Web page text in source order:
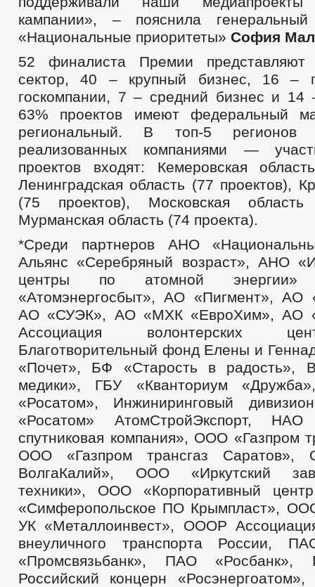
кампании», – пояснила
«Национальные приоритеты» София
52 финалиста Премии представляют
сектор, 40 – крупный бизнес, 16 –
госкомпании, 7 – средний бизнес и 14
63% проектов имеют федеральный
региональный. В топ-5 регионов
реализованных компаниями —
проектов входят: Кемеровская
Ленинградская область (77 проектов),
(75 проектов), Московская
Мурманская область (74 проекта).
*Среди партнеров АНО
Альянс «Серебряный возраст», АНО
центры по атомной
«Атомэнергосбыт», АО «Пигмент», АО
АО «СУЭК», АО «МХК «ЕвроХим», АО
Ассоциация волонтерских
Благотворительный фонд Елены и
«Почет», БФ «Старость в радость»,
медики», ГБУ «Кванториум
«Росатом», Инжиниринговый
«Росатом» АтомСтройЭкспорт, НАО
спутниковая компания», ООО «Газпром
ООО «Газпром трансгаз Саратов»,
ВолгаКалий», ООО «Иркутский
техники», ООО «Корпоративный
«Симферопольское ПО Крымпласт»,
УК «Металлоинвест», ОООР
внеуличного транспорта России,
«Промсвязьбанк», ПАО «Росбанк»,
Российский концерн